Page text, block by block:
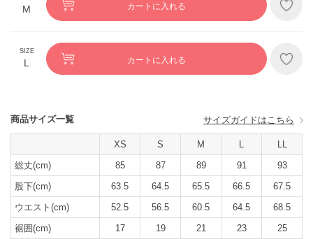
M カートに入れる
L カートに入れる
商品サイズ一覧 サイズガイドはこちら
XS S M L
LL
総丈(cm)
85 87 89 91
93
股下(cm)
63.5 64.5 65.5 66.5
67.5
ウエスト(cm)
52.5 56.5 60.5 64.5
68.5
裾囲(cm)
17 19 21 23 25